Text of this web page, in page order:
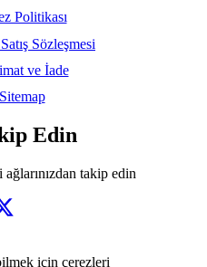
Politikası
Sözleşmesi
ve İade
Sitemap
Edin
takip edin
için çerezleri